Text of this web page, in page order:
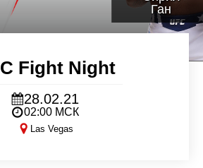
Ган
Fight Night
28.02.21
02:00 МСК
Las Vegas